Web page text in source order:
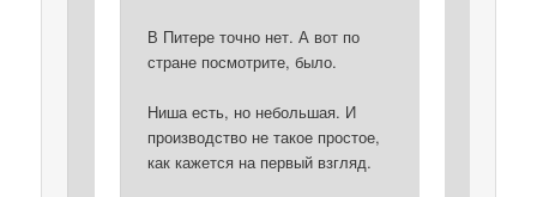
В Питере точно нет. А вот по
стране посмотрите, было.
Ниша есть, но небольшая. И
производство не такое простое,
как кажется на первый взгляд.